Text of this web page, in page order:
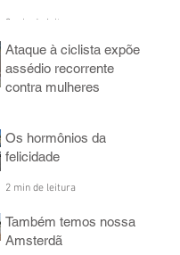
3 min de leitura
Ataque à ciclista expõe
assédio recorrente
contra mulheres
Os hormônios da
felicidade
2 min de leitura
Também temos nossa
Amsterdã